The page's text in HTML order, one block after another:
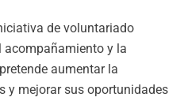
de voluntariado
acompañamiento y la
aumentar la
y mejorar sus oportunidades